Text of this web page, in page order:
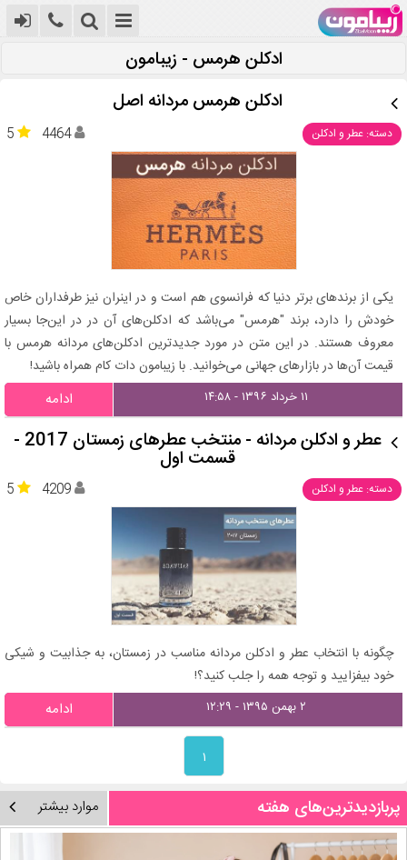
ادکلن هرمس - زیبامون
ادکلن هرمس مردانه اصل
دسته: عطر و ادکلن 5 4464
یکی از برندهای برتر دنیا که فرانسوی هم است و در اینران نیز طرفداران خاص
خودش را دارد، برند "هرمس" می‌باشد که ادکلن‌های آن در در این‌جا بسیار
معروف هستند. در این متن در مورد جدیدترین ادکلن‌های مردانه هرمس با
قیمت آن‌ها در بازار‌های جهانی می‌خوانید. با زیبامون دات کام همراه باشید!
۱۱ خرداد ۱۳۹۶ - ۱۴:۵۸ ادامه
عطر و ادکلن مردانه - منتخب عطرهای زمستان 2017 -
قسمت اول
دسته: عطر و ادکلن 5 4209
چگونه با انتخاب عطر و ادکلن مردانه مناسب در زمستان، به جذابیت و شیکی
خود بیفزایید و توجه همه را جلب کنید؟!
۲ بهمن ۱۳۹۵ - ۱۲:۲۹ ادامه
۱
پربازدیدترین‌های هفته موارد بیشتر